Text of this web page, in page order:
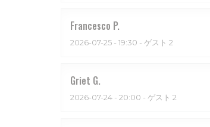
Francesco P
2026-07-25 - 19:30 - ゲスト 2
Griet G
2026-07-24 - 20:00 - ゲスト 2